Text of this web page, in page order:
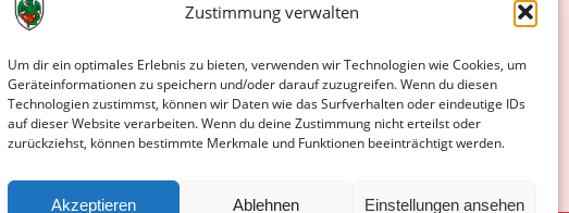
Zustimmung verwalten
Um dir ein optimales Erlebnis zu bieten, verwenden wir Technologien wie Cookies, um
Geräteinformationen zu speichern und/oder darauf zuzugreifen. Wenn du diesen
Technologien zustimmst, können wir Daten wie das Surfverhalten oder eindeutige IDs
auf dieser Website verarbeiten. Wenn du deine Zustimmung nicht erteilst oder
zurückziehst, können bestimmte Merkmale und Funktionen beeinträchtigt werden.
Akzeptieren Ablehnen Einstellungen ansehen